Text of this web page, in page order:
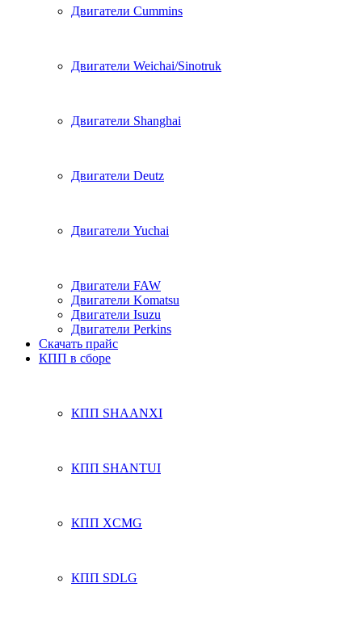
Двигатели Cummins
Двигатели Weichai/Sinotruk
Двигатели Shanghai
Двигатели Deutz
Двигатели Yuchai
Двигатели FAW
Двигатели Komatsu
Двигатели Isuzu
Двигатели Perkins
Скачать прайс
КПП в сборе
КПП SHAANXI
КПП SHANTUI
КПП XCMG
КПП SDLG